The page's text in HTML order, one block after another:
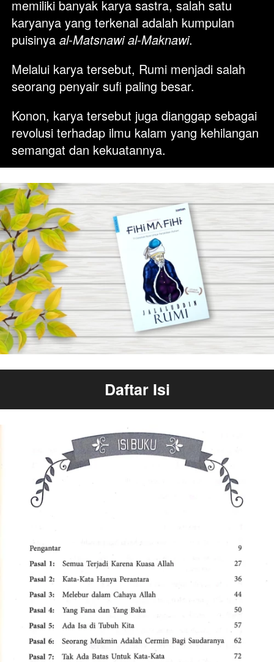
memiliki banyak karya sastra, salah satu
karyanya yang terkenal adalah kumpulan
puisinya al-Matsnawi al-Maknawi.
Melalui karya tersebut, Rumi menjadi salah
seorang penyair sufi paling besar.
Konon, karya tersebut juga dianggap sebagai
revolusi terhadap ilmu kalam yang kehilangan
semangat dan kekuatannya.
Daftar Isi